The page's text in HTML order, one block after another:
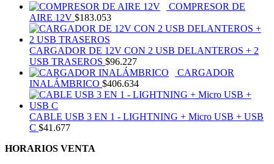
COMPRESOR DE
AIRE 12V $183.053
CARGADOR DE 12V CON 2 USB DELANTEROS + 2
USB TRASEROS $96.227
CARGADOR
INALÁMBRICO $406.634
CABLE USB 3 EN 1 - LIGHTNING + Micro USB + USB
C $41.677
HORARIOS VENTA